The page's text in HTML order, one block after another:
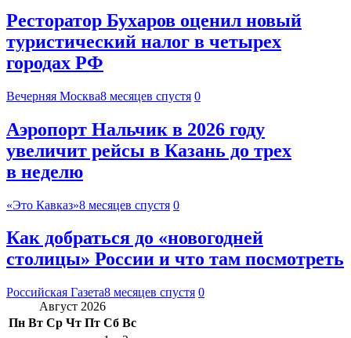
Ресторатор Бухаров оценил новый
туристический налог в четырех
городах РФ
Вечерняя Москва8 месяцев спустя 0
Аэропорт Нальчик в 2026 году
увеличит рейсы в Казань до трех
в неделю
«Это Кавказ»8 месяцев спустя 0
Как добраться до «новогодней
столицы» России и что там посмотреть
Российская Газета8 месяцев спустя 0
Август 2026
Пн Вт Ср Чт Пт Сб Вс